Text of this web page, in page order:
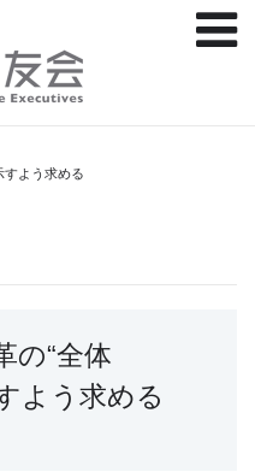
すよう求める
の“全体
よう求める